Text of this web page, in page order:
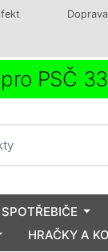
pro PSČ
HRAČKY A